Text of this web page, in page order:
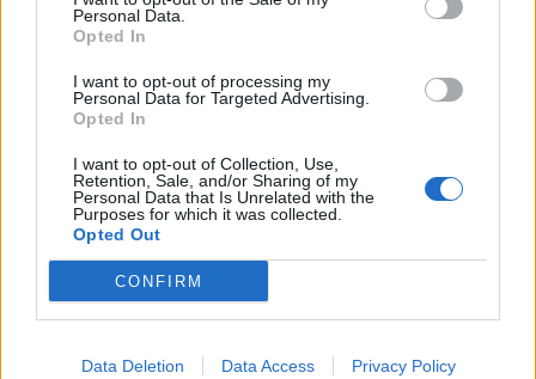
Personal Data.
Opted In
I want to opt-out of processing my
Personal Data for Targeted Advertising.
Opted In
I want to opt-out of Collection, Use,
Retention, Sale, and/or Sharing of my
Personal Data that Is Unrelated with the
Purposes for which it was collected.
Opted Out
CONFIRM
Data Deletion Data Access Privacy Policy